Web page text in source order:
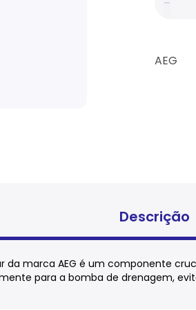
AEG
Descrição
da marca AEG é um componente
para a bomba de drenagem,